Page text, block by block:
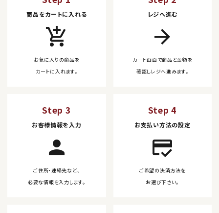
商品をカートに入れる
add_shopping_cart
お気に入りの商品を
カートに入れます。
レジへ進む
arrow_forward
カート画面で商品と金額を
確認しレジへ進みます。
Step 3
お客様情報を入力
person
ご住所・連絡先など、
必要な情報を入力します。
Step 4
お支払い方法の設定
credit_score
ご希望の決済方法を
お選び下さい。